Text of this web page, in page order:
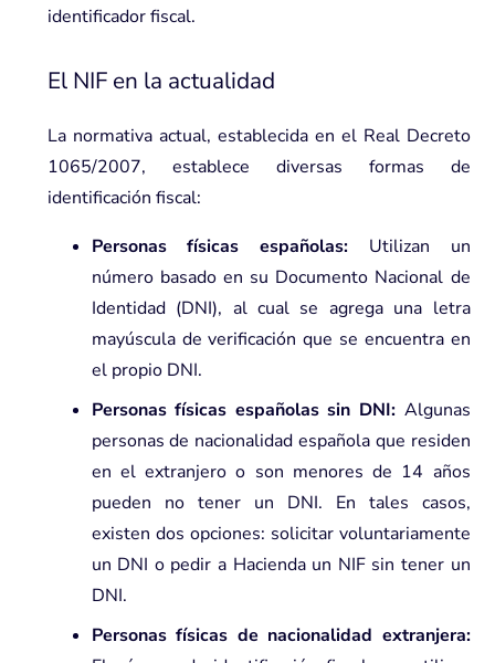
identificador fiscal.
El NIF en la actualidad
La normativa actual, establecida en el Real Decreto
1065/2007, establece diversas formas de
identificación fiscal:
Personas físicas españolas: Utilizan un
número basado en su Documento Nacional de
Identidad (DNI), al cual se agrega una letra
mayúscula de verificación que se encuentra en
el propio DNI.
Personas físicas españolas sin DNI: Algunas
personas de nacionalidad española que residen
en el extranjero o son menores de 14 años
pueden no tener un DNI. En tales casos,
existen dos opciones: solicitar voluntariamente
un DNI o pedir a Hacienda un NIF sin tener un
DNI.
Personas físicas de nacionalidad extranjera: